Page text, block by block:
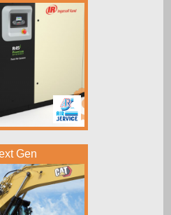
Gen